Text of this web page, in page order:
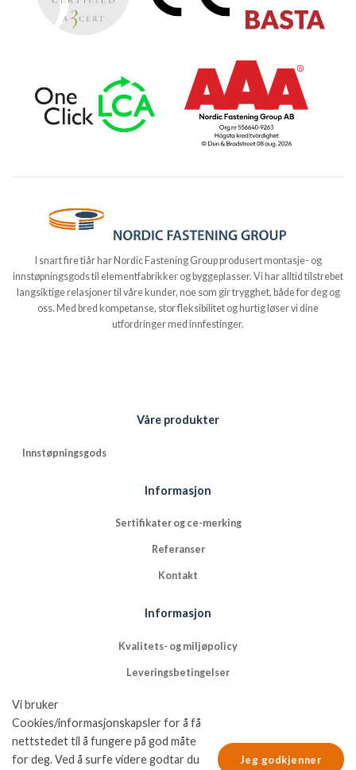
I snart fire tiår har Nordic Fastening Group produsert montasje- og
innstøpningsgods til elementfabrikker og byggeplasser. Vi har alltid tilstrebet
langsiktige relasjoner til våre kunder, noe som gir trygghet, både for deg og
oss. Med bred kompetanse, stor fleksibilitet og hurtig løser vi dine
utfordringer med innfestinger.
Våre produkter
Innstøpningsgods
Informasjon
Sertifikater og ce-merking
Referanser
Kontakt
Informasjon
Kvalitets- og miljøpolicy
Leveringsbetingelser
Nordic Fastening Groups personvernpolicy
Vi bruker
Cookies/informasjonskapsler for å få
nettstedet til å fungere på god måte
for deg. Ved å surfe videre godtar du
Jeg godkjenner